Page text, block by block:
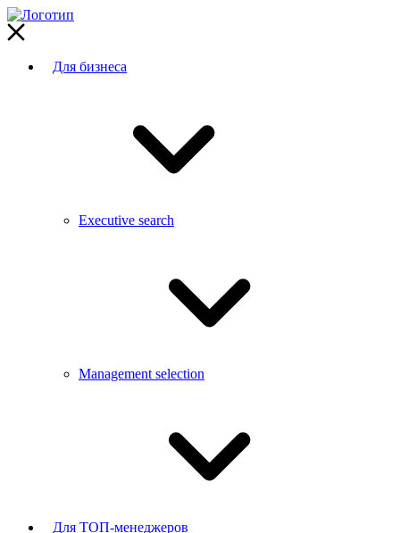
Для бизнеса
Executive search
Management selection
Для ТОП-менеджеров